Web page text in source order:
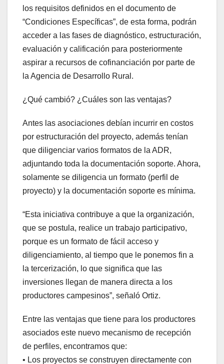
los requisitos definidos en el documento de
“Condiciones Específicas”, de esta forma, podrán
acceder a las fases de diagnóstico, estructuración,
evaluación y calificación para posteriormente
aspirar a recursos de cofinanciación por parte de
la Agencia de Desarrollo Rural.
¿Qué cambió? ¿Cuáles son las ventajas?
Antes las asociaciones debían incurrir en costos
por estructuración del proyecto, además tenían
que diligenciar varios formatos de la ADR,
adjuntando toda la documentación soporte. Ahora,
solamente se diligencia un formato (perfil de
proyecto) y la documentación soporte es mínima.
“Esta iniciativa contribuye a que la organización,
que se postula, realice un trabajo participativo,
porque es un formato de fácil acceso y
diligenciamiento, al tiempo que le ponemos fin a
la tercerización, lo que significa que las
inversiones llegan de manera directa a los
productores campesinos”, señaló Ortiz.
Entre las ventajas que tiene para los productores
asociados este nuevo mecanismo de recepción
de perfiles, encontramos que:
• Los proyectos se construyen directamente con